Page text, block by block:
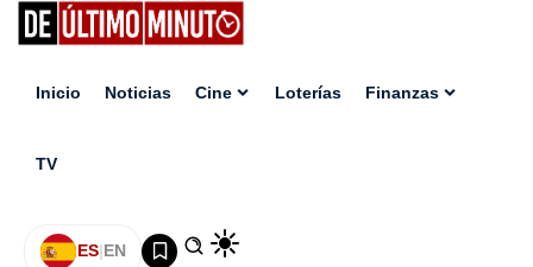
Inicio Noticias Cine Loterías Finanzas
TV
ES|EN